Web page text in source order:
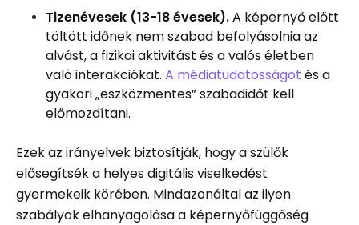
Tizenévesek (13-18 évesek).A képernyő előtt
töltött időnek nem szabad befolyásolnia az
alvást, a fizikai aktivitást és a valós életben
való interakciókat. A médiatudatosságot és a
gyakori „eszközmentes” szabadidőt kell
előmozdítani.
Ezek az irányelvek biztosítják, hogy a szülők
elősegítsék a helyes digitális viselkedést
gyermekeik körében. Mindazonáltal az ilyen
szabályok elhanyagolása a képernyőfüggőség